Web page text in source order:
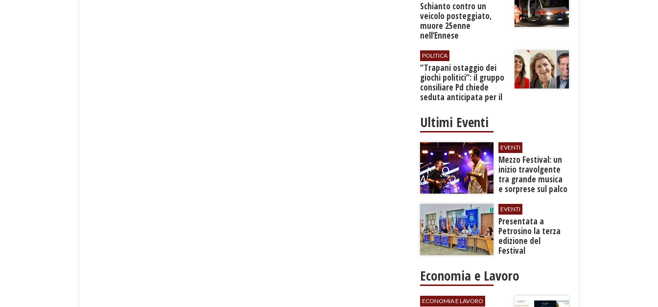
​Schianto contro un
veicolo posteggiato,
muore 25enne
nell’Ennese
POLITICA
​“Trapani ostaggio dei
giochi politici”: il gruppo
consiliare Pd chiede
seduta anticipata per il
Ultimi Eventi
EVENTI
Mezzo Festival: un
inizio travolgente
tra grande musica
e sorprese sul palco
EVENTI
Presentata a
Petrosino la terza
edizione del
Festival
"Voci dal
Economia e Lavoro
ECONOMIA E LAVORO